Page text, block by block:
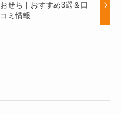
おせち｜おすすめ3選＆口
コミ情報